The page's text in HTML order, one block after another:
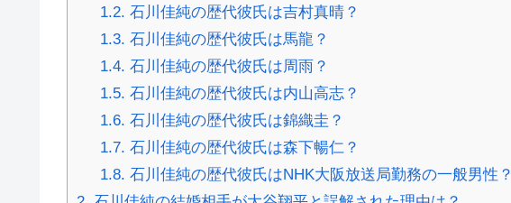
1.2. 石川佳純の歴代彼氏は吉村真晴？
1.3. 石川佳純の歴代彼氏は馬龍？
1.4. 石川佳純の歴代彼氏は周雨？
1.5. 石川佳純の歴代彼氏は内山高志？
1.6. 石川佳純の歴代彼氏は錦織圭？
1.7. 石川佳純の歴代彼氏は森下暢仁？
1.8. 石川佳純の歴代彼氏はNHK大阪放送局勤務の一般男性？